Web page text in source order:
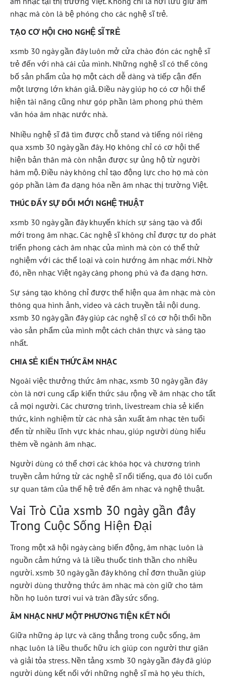
nhạc mà còn là bệ phóng cho các nghệ sĩ trẻ.
TẠO CƠ HỘI CHO NGHỆ SĨ TRẺ
xsmb 30 ngày gần đây luôn mở cửa chào đón các nghệ sĩ
trẻ đến với nhà cái của mình. Những nghệ sĩ có thể công
bố sản phẩm của họ một cách dễ dàng và tiếp cận đến
một lượng lớn khán giả. Điều này giúp họ có cơ hội thể
hiện tài năng cũng như góp phần làm phong phú thêm
văn hóa âm nhạc nước nhà.
Nhiều nghệ sĩ đã tìm được chỗ stand và tiếng nói riêng
qua xsmb 30 ngày gần đây. Họ không chỉ có cơ hội thể
hiện bản thân mà còn nhận được sự ủng hộ từ người
hâm mộ. Điều này không chỉ tạo động lực cho họ mà còn
góp phần làm đa dạng hóa nền âm nhạc thị trường Việt.
THÚC ĐẨY SỰ ĐỔI MỚI NGHỆ THUẬT
xsmb 30 ngày gần đây khuyến khích sự sáng tạo và đổi
mới trong âm nhạc. Các nghệ sĩ không chỉ được tự do phát
triển phong cách âm nhạc của mình mà còn có thể thử
nghiệm với các thể loại và coin hướng âm nhạc mới. Nhờ
đó, nền nhạc Việt ngày càng phong phú và đa dạng hơn.
Sự sáng tạo không chỉ được thể hiện qua âm nhạc mà còn
thông qua hình ảnh, video và cách truyền tải nội dung.
xsmb 30 ngày gần đây giúp các nghệ sĩ có cơ hội thổi hồn
vào sản phẩm của mình một cách chân thực và sáng tạo
nhất.
CHIA SẺ KIẾN THỨC ÂM NHẠC
Ngoài việc thưởng thức âm nhạc, xsmb 30 ngày gần đây
còn là nơi cung cấp kiến thức sâu rộng về âm nhạc cho tất
cả mọi người. Các chương trình, livestream chia sẻ kiến
thức, kinh nghiệm từ các nhà sản xuất âm nhạc tên tuổi
đến từ nhiều lĩnh vực khác nhau, giúp người dùng hiểu
thêm về ngành âm nhạc.
Người dùng có thể chơi các khóa học và chương trình
truyền cảm hứng từ các nghệ sĩ nổi tiếng, qua đó lôi cuốn
sự quan tâm của thế hệ trẻ đến âm nhạc và nghệ thuật.
Vai Trò Của xsmb 30 ngày gần đây
Trong Cuộc Sống Hiện Đại
Trong một xã hội ngày càng biến động, âm nhạc luôn là
nguồn cảm hứng và là liều thuốc tinh thần cho nhiều
người. xsmb 30 ngày gần đây không chỉ đơn thuần giúp
người dùng thưởng thức âm nhạc mà còn giữ cho tâm
hồn họ luôn tươi vui và tràn đầy sức sống.
ÂM NHẠC NHƯ MỘT PHƯƠNG TIỆN KẾT NỐI
Giữa những áp lực và căng thẳng trong cuộc sống, âm
nhạc luôn là liều thuốc hữu ích giúp con người thư giãn
và giải tỏa stress. Nền tảng xsmb 30 ngày gần đây đã giúp
người dùng kết nối với những nghệ sĩ mà họ yêu thích,